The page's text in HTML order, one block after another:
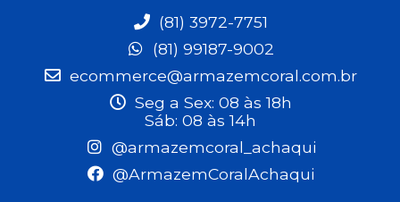
(81) 3972-7751
(81) 99187-9002
ecommerce@armazemcoral.com.br
Seg a Sex: 08 às 18h
Sáb: 08 às 14h
@armazemcoral_achaqui
@ArmazemCoralAchaqui